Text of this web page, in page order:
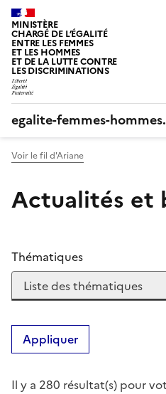
Panneau de gestion des cookies
MINISTÈRE
CHARGÉ DE L’ÉGALITÉ
ENTRE LES FEMMES
ET LES HOMMES
ET DE LA LUTTE CONTRE
LES DISCRIMINATIONS
egalite-femmes-
Voir le fil d'Ariane
Actualités et
Thématiques
Appliquer
Il y a 280 résultat(s) pour